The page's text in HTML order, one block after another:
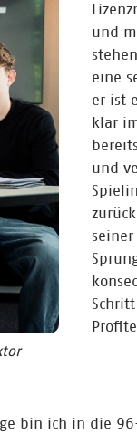
und
eine
er ist
klar
und
bin ich in die